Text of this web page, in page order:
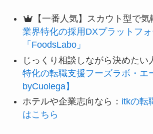
【一番人気】スカウト型で
業界特化の採用DXプラットフ
「FoodsLabo」
じっくり相談しながら決めたい
特化の転職支援フーズラボ・エ
byCuolega】
ホテルや企業志向なら： itkの転
はこちら